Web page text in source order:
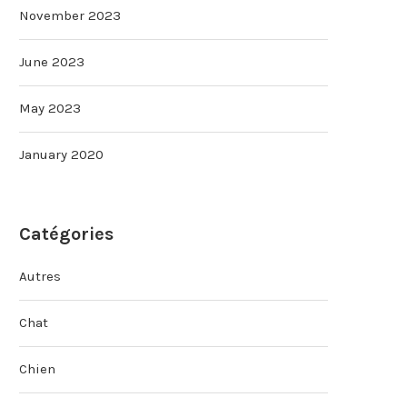
November 2023
June 2023
May 2023
January 2020
Catégories
Autres
Chat
Chien